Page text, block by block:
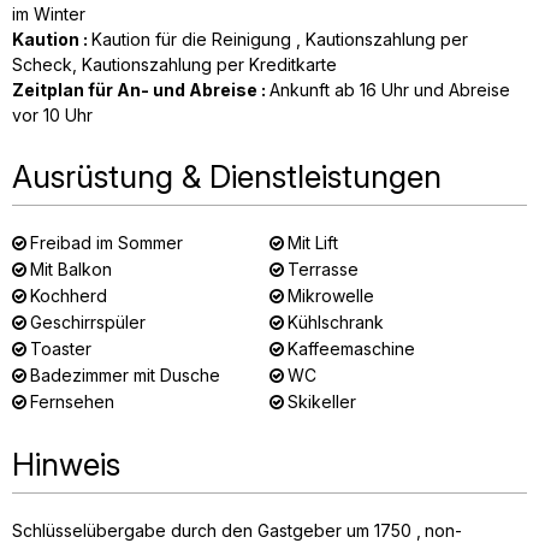
im Winter
Kaution : Kaution für die Reinigung
Kautionszahlung per
Scheck Kautionszahlung per Kreditkarte
Zeitplan für An- und Abreise : Ankunft ab 16 Uhr und Abreise
vor 10 Uhr
Ausrüstung & Dienstleistungen
Freibad im Sommer
Mit Lift
Mit Balkon
Terrasse
Kochherd
Mikrowelle
Geschirrspüler
Kühlschrank
Toaster
Kaffeemaschine
Badezimmer mit Dusche
WC
Fernsehen
Skikeller
Hinweis
Schlüsselübergabe durch den Gastgeber um 1750
non-